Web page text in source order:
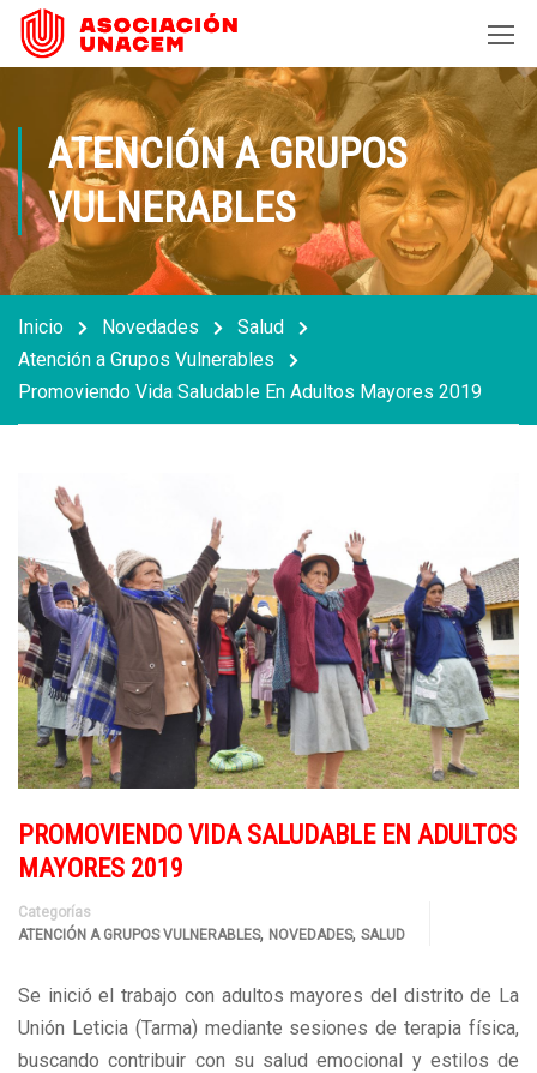
ATENCIÓN A GRUPOS
VULNERABLES
Inicio Novedades
Salud
Atención a Grupos Vulnerables
Promoviendo Vida Saludable En Adultos Mayores 2019
PROMOVIENDO VIDA SALUDABLE EN ADULTOS
MAYORES 2019
Categorías
ATENCIÓN A GRUPOS VULNERABLES, NOVEDADES, SALUD
Se inició el trabajo con adultos mayores del distrito de La
Unión Leticia (Tarma) mediante sesiones de terapia física,
buscando contribuir con su salud emocional y estilos de